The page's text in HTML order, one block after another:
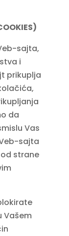
sajta,
i
prikuplja
da
Vas
sajta
strane
Vašem